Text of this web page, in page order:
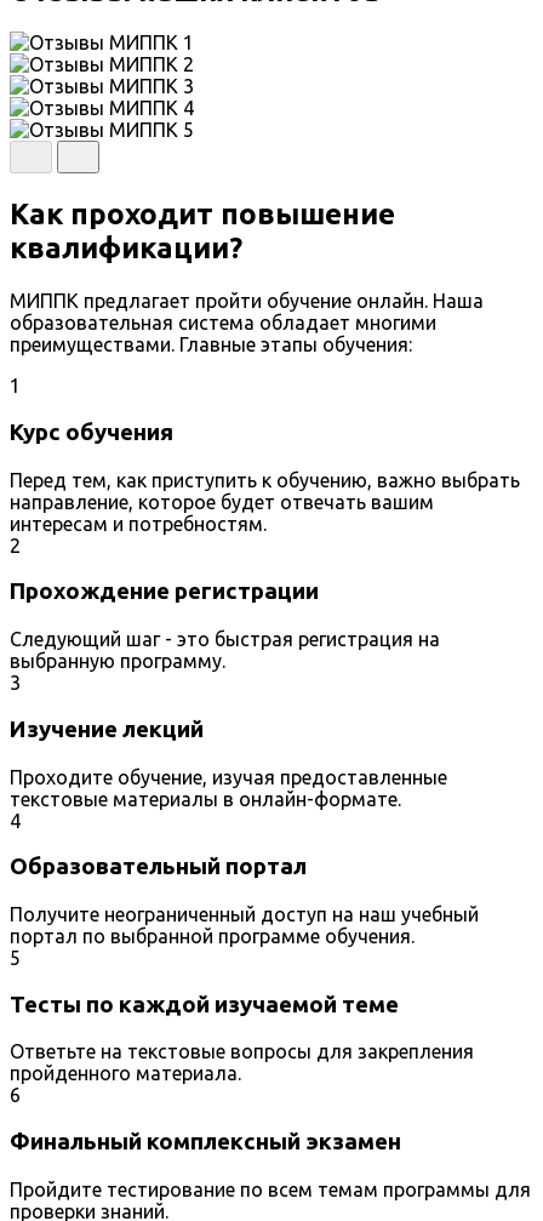
Как проходит повышение
квалификации?
МИППК предлагает пройти обучение онлайн. Наша
образовательная система обладает многими
преимуществами. Главные этапы обучения:
1
Курс обучения
Перед тем, как приступить к обучению, важно выбрать
направление, которое будет отвечать вашим
интересам и потребностям.
2
Прохождение регистрации
Следующий шаг - это быстрая регистрация на
выбранную программу.
3
Изучение лекций
Проходите обучение, изучая предоставленные
текстовые материалы в онлайн-формате.
4
Образовательный портал
Получите неограниченный доступ на наш учебный
портал по выбранной программе обучения.
5
Тесты по каждой изучаемой теме
Ответьте на текстовые вопросы для закрепления
пройденного материала.
6
Финальный комплексный экзамен
Пройдите тестирование по всем темам программы для
проверки знаний.